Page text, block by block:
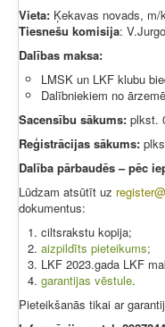
Vieta: Ķekavas novads, m/
Tiesnešu komisija:
Dalības maksa:
LMSK un LKF klubu
Dalībniekiem no
Sacensību sākums: plkst.
Reģistrācijas sākums:
Dalība pārbaudēs – pēc
Lūdzam atsūtīt uz
dokumentus:
ciltsrakstu kopija;
aizpildīts pieteikums;
LKF 2023.gada LKF
garantijas vēstule.
Pieteikšanās tikai ar